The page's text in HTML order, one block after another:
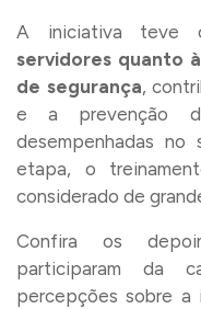
A iniciativa teve
servidores quanto
de segurança,
e a prevenção
desempenhadas no
etapa, o
considerado de
Confira os
participaram da
percepções sobre a